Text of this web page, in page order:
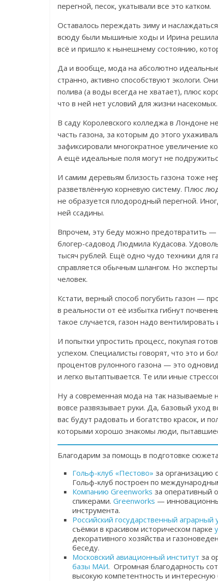
перегной, песок, укатывали все это катком.
Оставалось переждать зиму и
всюду были мышиные ходы и Ирина решила
всё и пришло к нынешнему состоянию,
Да и вообще, мода на абсолютно
странно, активно способствуют экологи.
полива (а воды всегда не хватает), плюс
что в ней нет условий для жизни насекомых.
В саду Королевского колледжа в Лондоне
часть газона, за которым до этого
зафиксировали многократное увеличение
А ещё идеальные поля могут не
И самим деревьям близость газона тоже
разветвлённую корневую систему. Плюс
не образуется плодородный перегной.
ней ссадины.
Впрочем, эту беду можно предотвратить —
блогер-садовод Людмила Кудасова.
тысяч рублей. Ещё одно чудо техники для
справляется обычным шлангом. Но
человек.
Кстати, верный способ погубить газон —
в реальности от её избытка гибнут
такое случается, газон надо
И попытки упростить процесс, покупая
успехом. Специалисты говорят, что это и
процентов рулонного газона — это
и легко вытаптывается. Те или иные
Ну а современная мода на так называемые
вовсе развязывает руки. Да, базовый уход
вас будут радовать и богатство красок, и
которыми хорошо знакомы люди,
Благодарим за помощь в подготовке
Гольф-клуб «Пестово» за организацию
Гольф-клуб построен по
Компанию Greenworks за оперативный
спикерами. Greenworks —
инструмента.
Российский государственный
съёмки в красивом историческом парке
декоративного хозяйства и
беседу.
Московский авиационный институт за
базы МАИ. Огромная благодарность
высокую компетентность и интересную